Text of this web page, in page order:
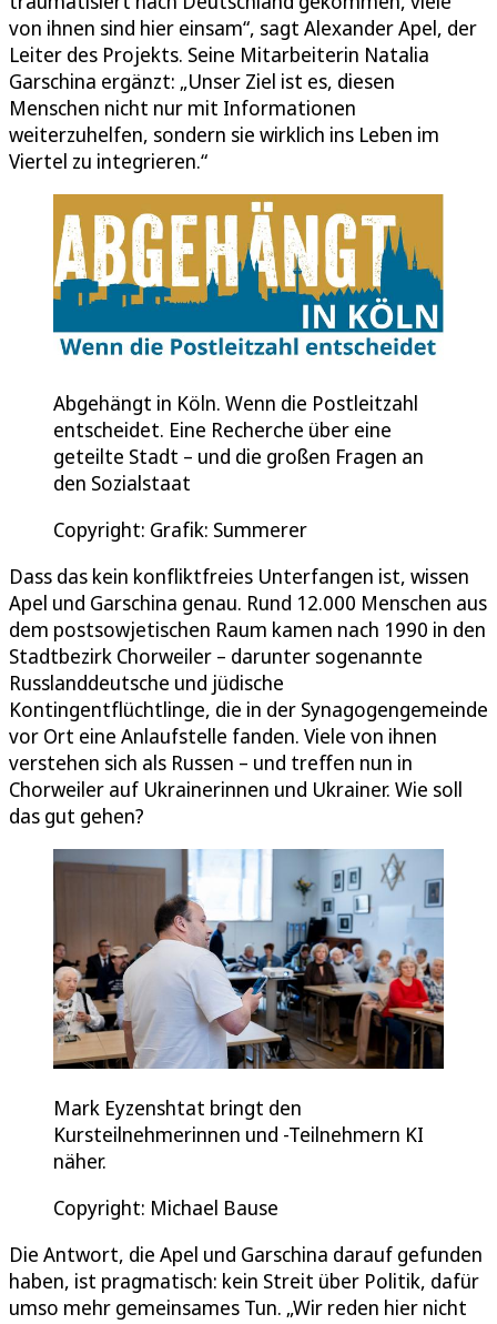
von ihnen sind hier einsam“, sagt Alexander Apel, der
Leiter des Projekts. Seine Mitarbeiterin Natalia
Garschina ergänzt: „Unser Ziel ist es, diesen
Menschen nicht nur mit Informationen
weiterzuhelfen, sondern sie wirklich ins Leben im
Viertel zu integrieren.“
Abgehängt in Köln. Wenn die Postleitzahl
entscheidet. Eine Recherche über eine
geteilte Stadt – und die großen Fragen an
den Sozialstaat
Copyright: Grafik: Summerer
Dass das kein konfliktfreies Unterfangen ist, wissen
Apel und Garschina genau. Rund 12.000 Menschen aus
dem postsowjetischen Raum kamen nach 1990 in den
Stadtbezirk Chorweiler – darunter sogenannte
Russlanddeutsche und jüdische
Kontingentflüchtlinge, die in der Synagogengemeinde
vor Ort eine Anlaufstelle fanden. Viele von ihnen
verstehen sich als Russen – und treffen nun in
Chorweiler auf Ukrainerinnen und Ukrainer. Wie soll
das gut gehen?
Mark Eyzenshtat bringt den
Kursteilnehmerinnen und -Teilnehmern KI
näher.
Copyright: Michael Bause
Die Antwort, die Apel und Garschina darauf gefunden
haben, ist pragmatisch: kein Streit über Politik, dafür
umso mehr gemeinsames Tun. „Wir reden hier nicht